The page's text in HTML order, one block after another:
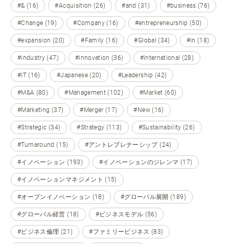
#& (16) #Acquisition (26) #and (31) #business (76)
#Change (19) #Company (16) #entrepreneurship (50)
#expansion (20) #Family (16) #Global (34) #in (18)
#industry (47) #innovation (36) #international (28)
#IT (16) #Japanese (20) #Leadership (42)
#M&A (80) #Management (102) #Market (60)
#Marketing (37) #Merger (17) #New (16)
#Strategic (34) #Strategy (113) #Sustainability (26)
#Turnaround (15) #アントレプレナーシップ (24)
#イノベーション (193) #イノベーションのジレンマ (17)
#イノベーションマネジメント (15)
#オープンイノベーション (18) #グローバル展開 (189)
#グローバル経営 (18) #ビジネスモデル (56)
#ビジネス倫理 (21) #ファミリービジネス (83)